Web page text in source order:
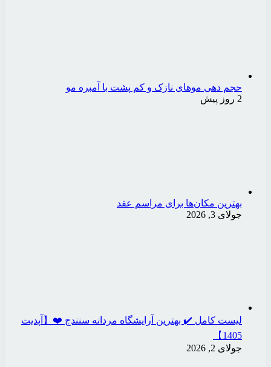
حجم دهی موهای نازک و کم‌ پشت با آمبره مو
2 روز پیش
بهترین مکان‌ها برای مراسم عقد
جولای 3, 2026
لیست کامل ✔️ بهترین آرایشگاه مردانه سنندج ❤️【آپدیت
1405】
جولای 2, 2026